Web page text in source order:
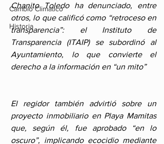
Cambio Climatico
Historia
Chanito Toledo ha denunciado, entre
otros, lo que calificó como “retroceso en
transparencia”: el Instituto de
Transparencia (ITAIP) se subordinó al
Ayuntamiento, lo que convierte el
derecho a la información en “un mito”
El regidor también advirtió sobre un
proyecto inmobiliario en Playa Mamitas
que, según él, fue aprobado “en lo
oscuro”, implicando ecocidio mediante